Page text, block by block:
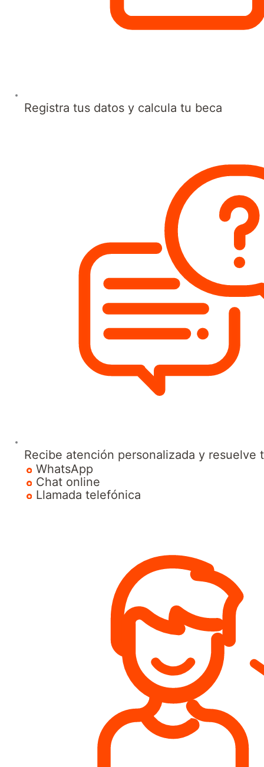
Registra tus datos y calcula tu beca
Recibe atención personalizada y resuelve
WhatsApp
Chat online
Llamada telefónica